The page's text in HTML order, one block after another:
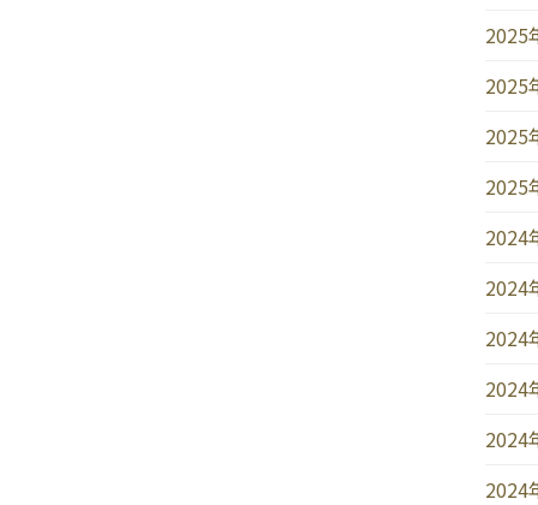
2025
2025
2025
2025
2024
2024
2024
2024
2024
2024